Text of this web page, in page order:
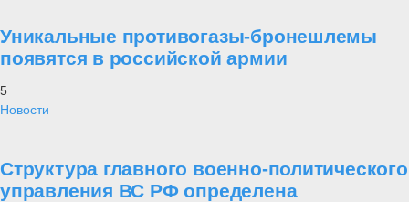
Уникальные противогазы-бронешлемы
появятся в российской армии
5
Новости
Структура главного военно-политического
управления ВС РФ определена